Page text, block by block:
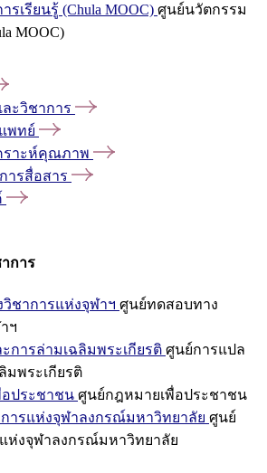
เรียนรู้ (Chula MOOC) ศูนย์นวัตกรรม
MOOC)
ะวิชาการ
พทย์
ราะห์คุณภาพ
ารสื่อสาร
การ
ชาการแห่งจุฬาฯ ศูนย์ทดสอบทาง
ฯ
การล่ามเฉลิมพระเกียรติ ศูนย์การแปล
มพระเกียรติ
ประชาชน ศูนย์กฎหมายเพื่อประชาชน
ารแห่งจุฬาลงกรณ์มหาวิทยาลัย ศูนย์
ห่งจุฬาลงกรณ์มหาวิทยาลัย